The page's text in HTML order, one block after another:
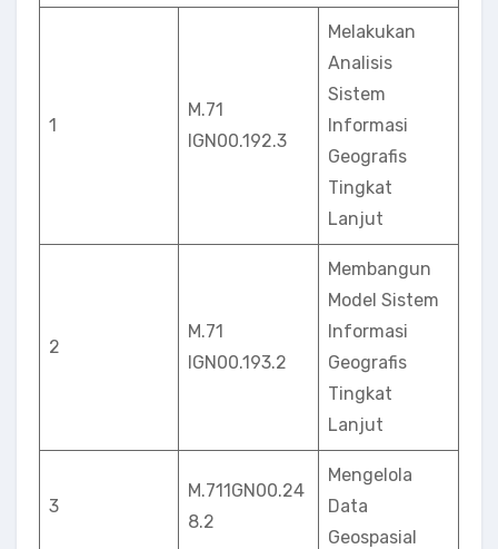
1
M.71
IGN00.192.3
Melakukan
Analisis
Sistem
Informasi
Geografis
Tingkat
Lanjut
2
M.71
lGN00.193.2
Membangun
Model Sistem
Informasi
Geografis
Tingkat
Lanjut
3
M.711GN00.24
8.2
Mengelola
Data
Geospasial